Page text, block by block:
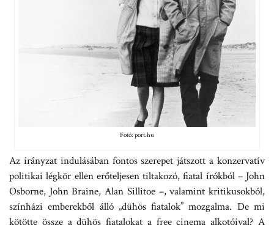
Fotó: port.hu
Az irányzat indulásában fontos szerepet játszott a konzervatív
politikai légkör ellen erőteljesen tiltakozó, fiatal írókból – John
Osborne, John Braine, Alan Sillitoe –, valamint kritikusokból,
színházi emberekből álló „dühös fiatalok” mozgalma. De mi
kötötte össze a dühös fiatalokat a free cinema alkotóival? A